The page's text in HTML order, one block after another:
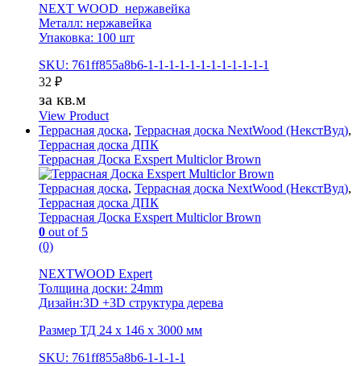
NEXT WOOD нержавейка
Металл: нержавейка
Упаковка: 100 шт
SKU: 761ff855a8b6-1-1-1-1-1-1-1-1-1-1-1-1
32 ₽
за кв.м
View Product
Террасная доска, Террасная доска NextWood (НекстВуд),
Террасная доска ДПК
Террасная Доска Exspert Multiclor Brown
Террасная доска, Террасная доска NextWood (НекстВуд),
Террасная доска ДПК
Террасная Доска Exspert Multiclor Brown
0 out of 5
(0)
NEXTWOOD Expert
Толщина доски: 24mm
Дизайн:3D +3D cтруктура дерева
Размер ТД 24 х 146 х 3000 мм
SKU: 761ff855a8b6-1-1-1-1